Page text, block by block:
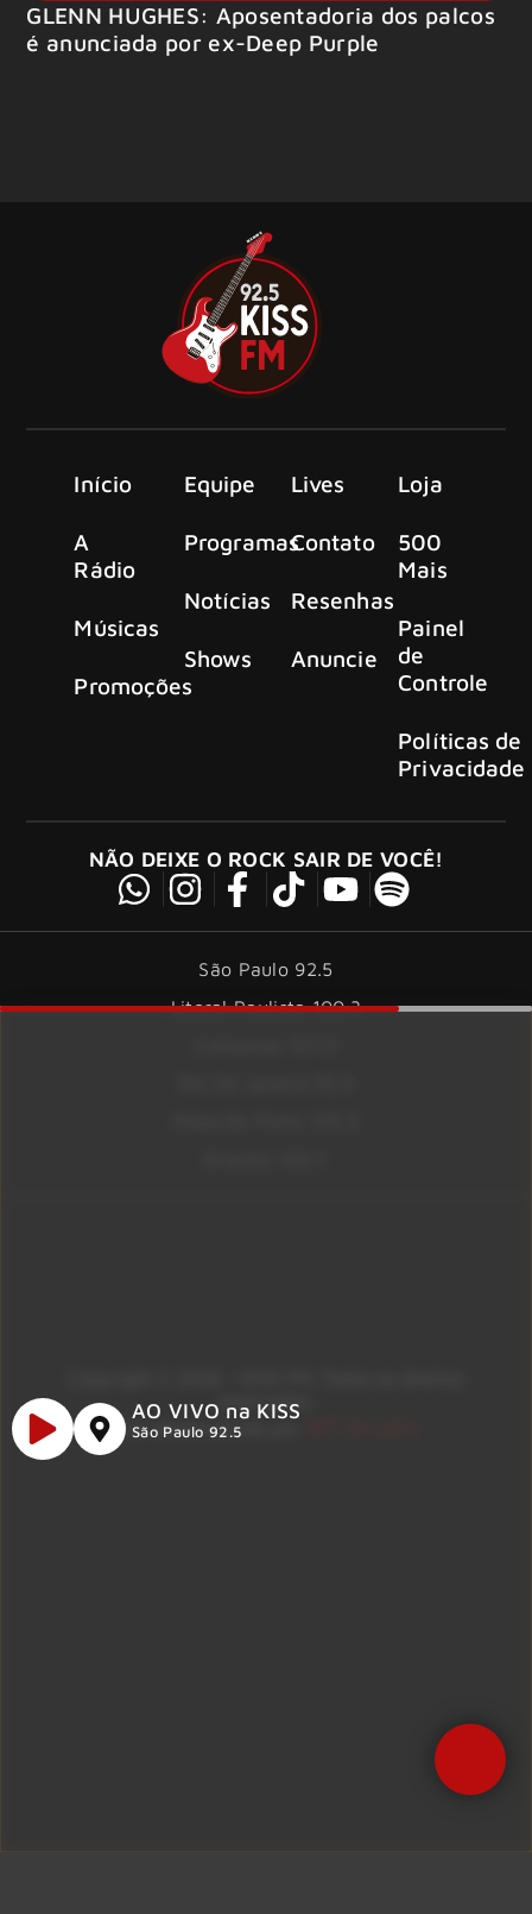
GLENN HUGHES: Aposentadoria dos palcos
é anunciada por ex-Deep Purple
Início
A
Rádio
Músicas
Promoções
Equipe
Programas
Notícias
Shows
Lives
Contato
Resenhas
Anuncie
Loja
500
Mais
Painel
de
Controle
Políticas de
Privacidade
NÃO DEIXE O ROCK SAIR DE VOCÊ!
São Paulo 92.5
Litoral Paulista 100.3
reservados.
Site desenvolvido por
AO VIVO na KISS
São Paulo 92.5